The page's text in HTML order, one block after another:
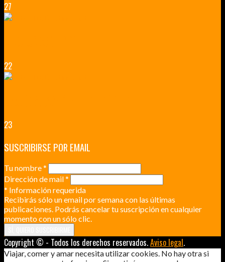
27
22
23
SUSCRIBIRSE POR EMAIL
Tu nombre*
Dirección de mail*
* Información requerida
Recibirás sólo un email por semana con las últimas
publicaciones. Podrás cancelar tu suscripción en cualquier
momento con un sólo clic.
Copyright © - Todos los derechos reservados.Aviso legal.
Viajar, comer y amar necesita utilizar cookies. No hay otra si